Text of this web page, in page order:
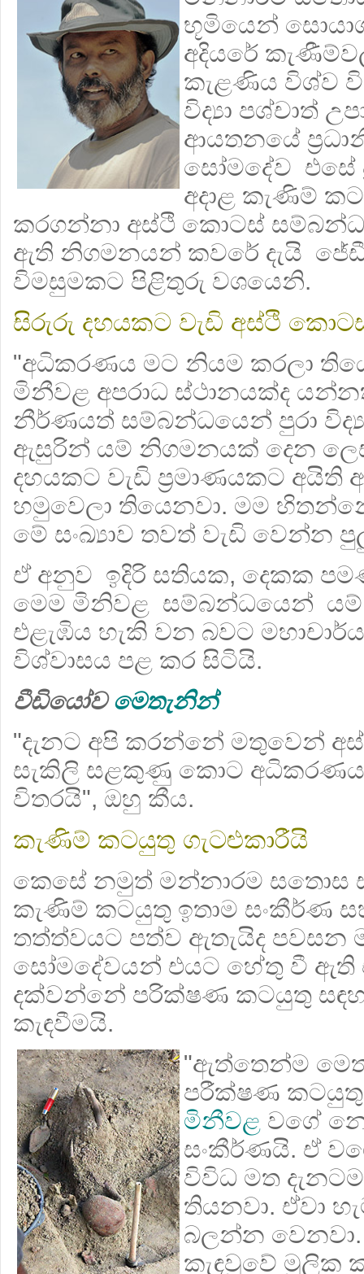
භූමියෙන්
අදියරේ
කැළණිය විශ්ව
විද්‍යා පශ්චාත්
ආයතනයේ
සෝමදේව එසේ
අදාළ කැණිම්
කරගන්නා අස්ථි කොටස්
ඇති නිගමනයන් කවරේ දැයි
විමසුමකට පිළිතුරු වශයෙනි.
සිරුරු දහයකට වැඩි අස්ථි
"අධිකරණය මට නියම කරලා
මිනීවළ අපරාධ ස්ථානයක්ද
නීර්ණයත් සම්බන්ධයෙන් පුරා
ඇසුරින් යම් නිගමනයක් දෙන
දහයකට වැඩි ප්‍රමාණයකට අයිති
හමුවෙලා තියෙනවා. මම
මේ සංඛ්‍යාව තවත් වැඩි වෙන්න
ඒ අනුව ඉදිරි සතියක, දෙකක
මෙම මිනිවළ සම්බන්ධයෙන්
එළැඹිය හැකි වන බවට
විශ්වාසය පළ කර සිටියි.
වීඩියෝව මෙතැනින්
"දැනට අපි කරන්නේ මතුවෙන්
සැකිලි සළකුණු කොට අධිකරණය
විතරයි", ඔහු කීය.
කැණිම් කටයුතු ගැටළුකාරීයි
කෙසේ නමුත් මන්නාරම සතොස
කැණිම් කටයුතු ඉතාම සංකීර්ණ
තත්ත්වයට පත්ව ඇතැයිද පවසන
සෝමදේවයන් එයට හේතු වී
දක්වන්නේ පරික්ෂණ කටයුතු සඳහා
කැඳවීමයි.
"ඇත්තෙන්ම
පරීක්ෂණ
මිනීවළ වගේ
සංකීර්ණයි. ඒ
විවිධ මත
තියනවා. ඒවා
බලන්න
කැඳවුවේ මුලික